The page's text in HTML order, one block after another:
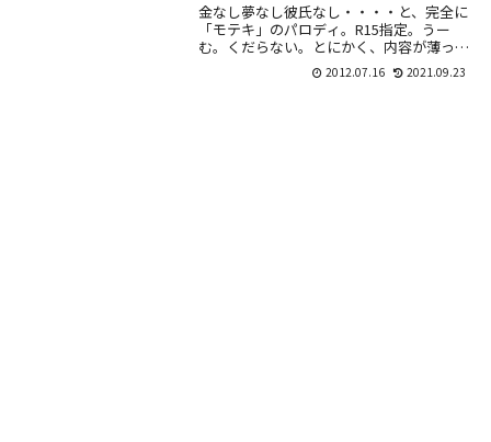
金なし夢なし彼氏なし・・・・と、完全に
「モテキ」のパロディ。R15指定。うー
む。くだらない。とにかく、内容が薄っぺ
らい。読書感想文で、あらすじを書く小学
生と同じ。シナリオの設定は、ほとんど同
2012.07.16 2021.09.23